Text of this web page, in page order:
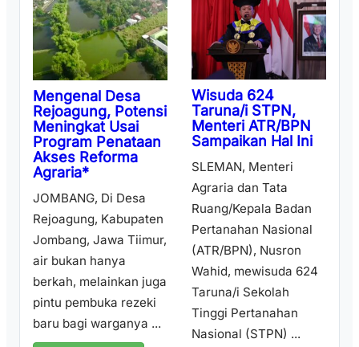
Mengenal Desa
Rejoagung, Potensi
Meningkat Usai
Program Penataan
Akses Reforma
Agraria*
JOMBANG, Di Desa
Rejoagung, Kabupaten
Jombang, Jawa Tiimur,
air bukan hanya
berkah, melainkan juga
pintu pembuka rezeki
baru bagi warganya ...
Wisuda 624
Taruna/i STPN,
Menteri ATR/BPN
Sampaikan Hal Ini
SLEMAN, Menteri
Agraria dan Tata
Ruang/Kepala Badan
Pertanahan Nasional
(ATR/BPN), Nusron
Wahid, mewisuda 624
Taruna/i Sekolah
Tinggi Pertanahan
Nasional (STPN) ...